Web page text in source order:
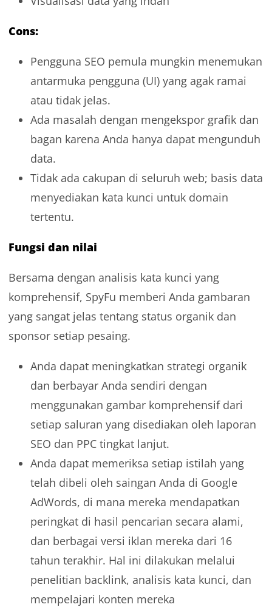
Cons:
Pengguna SEO pemula mungkin menemukan
antarmuka pengguna (UI) yang agak ramai
atau tidak jelas.
Ada masalah dengan mengekspor grafik dan
bagan karena Anda hanya dapat mengunduh
data.
Tidak ada cakupan di seluruh web; basis data
menyediakan kata kunci untuk domain
tertentu.
Fungsi dan nilai
Bersama dengan analisis kata kunci yang
komprehensif, SpyFu memberi Anda gambaran
yang sangat jelas tentang status organik dan
sponsor setiap pesaing.
Anda dapat meningkatkan strategi organik
dan berbayar Anda sendiri dengan
menggunakan gambar komprehensif dari
setiap saluran yang disediakan oleh laporan
SEO dan PPC tingkat lanjut.
Anda dapat memeriksa setiap istilah yang
telah dibeli oleh saingan Anda di Google
AdWords, di mana mereka mendapatkan
peringkat di hasil pencarian secara alami,
dan berbagai versi iklan mereka dari 16
tahun terakhir. Hal ini dilakukan melalui
penelitian backlink, analisis kata kunci, dan
mempelajari konten mereka